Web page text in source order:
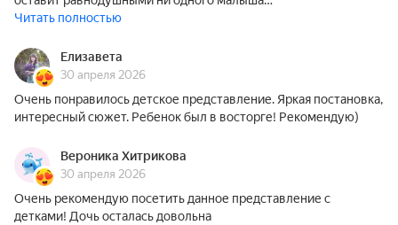
Читать полностью
Елизавета
30 апреля 2026
Очень понравилось детское представление. Яркая постановка,
интересный сюжет. Ребенок был в восторге! Рекомендую)
Вероника Хитрикова
30 апреля 2026
Очень рекомендую посетить данное представление с
детками! Дочь осталась довольна